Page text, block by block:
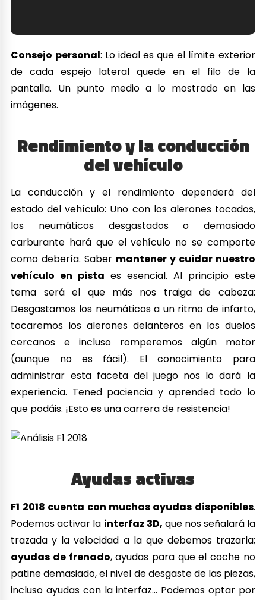
Consejo personal: Lo ideal es que el límite exterior
de cada espejo lateral quede en el filo de la
pantalla. Un punto medio a lo mostrado en las
imágenes.
Rendimiento y la conducción
del vehículo
La conducción y el rendimiento dependerá del
estado del vehículo: Uno con los alerones tocados,
los neumáticos desgastados o demasiado
carburante hará que el vehículo no se comporte
como debería. Saber mantener y cuidar nuestro
vehículo en pista es esencial. Al principio este
tema será el que más nos traiga de cabeza:
Desgastamos los neumáticos a un ritmo de infarto,
tocaremos los alerones delanteros en los duelos
cercanos e incluso romperemos algún motor
(aunque no es fácil). El conocimiento para
administrar esta faceta del juego nos lo dará la
experiencia. Tened paciencia y aprended todo lo
que podáis. ¡Esto es una carrera de resistencia!
Ayudas activas
F1 2018 cuenta con muchas ayudas disponibles.
Podemos activar la interfaz 3D, que nos señalará la
trazada y la velocidad a la que debemos trazarla;
ayudas de frenado, ayudas para que el coche no
patine demasiado, el nivel de desgaste de las piezas,
incluso ayudas con la interfaz… Podemos optar por